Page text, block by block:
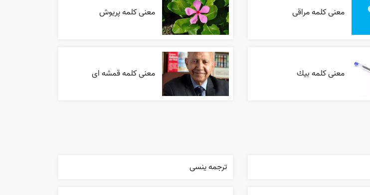
معنی کلمه مراقی معنی کلمه پریوش
معنی کلمه بيك معنی کلمه قمشه ای
ترجمه ینسی